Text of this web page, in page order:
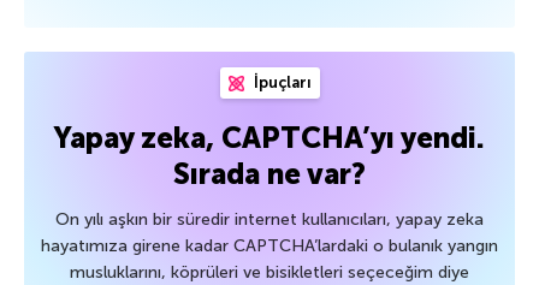
İpuçları
Yapay zeka, CAPTCHA’yı yendi.
Sırada ne var?
On yılı aşkın bir süredir internet kullanıcıları, yapay zeka
hayatımıza girene kadar CAPTCHA’lardaki o bulanık yangın
musluklarını, köprüleri ve bisikletleri seçeceğim diye